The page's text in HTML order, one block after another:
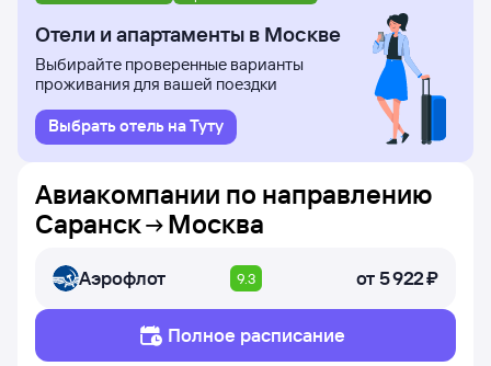
рейсов и дни недели, в которые авиакомпания Россия
осуществляет полёты.
Отели и апартаменты в Москве
Выбирайте проверенные варианты
проживания для вашей поездки
Выбрать отель на Туту
Авиакомпании по направлению
Саранск
Москва
Аэрофлот 9.3 от 5 ⁠922 ⁠₽
Полное расписание